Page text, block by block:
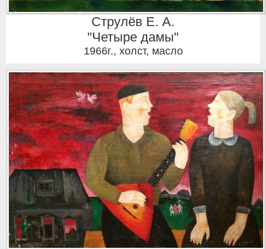
Струлёв Е. А.
"Четыре дамы"
1966г., холст, масло